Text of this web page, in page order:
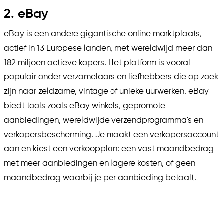
2. eBay
eBay is een andere gigantische online marktplaats,
actief in 13 Europese landen, met wereldwijd meer dan
182 miljoen actieve kopers. Het platform is vooral
populair onder verzamelaars en liefhebbers die op zoek
zijn naar zeldzame, vintage of unieke uurwerken. eBay
biedt tools zoals eBay winkels, gepromote
aanbiedingen, wereldwijde verzendprogramma's en
verkopersbescherming. Je maakt een verkopersaccount
aan en kiest een verkoopplan: een vast maandbedrag
met meer aanbiedingen en lagere kosten, of geen
maandbedrag waarbij je per aanbieding betaalt.